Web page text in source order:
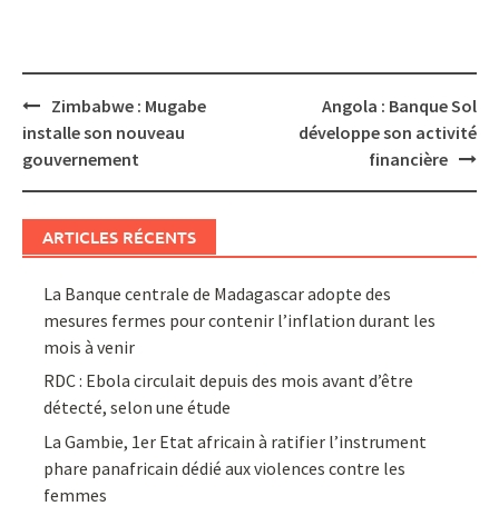
Post
navigation
Zimbabwe : Mugabe
installe son nouveau
gouvernement
Angola : Banque Sol
développe son activité
financière
ARTICLES RÉCENTS
La Banque centrale de Madagascar adopte des
mesures fermes pour contenir l’inflation durant les
mois à venir
RDC : Ebola circulait depuis des mois avant d’être
détecté, selon une étude
La Gambie, 1er Etat africain à ratifier l’instrument
phare panafricain dédié aux violences contre les
femmes